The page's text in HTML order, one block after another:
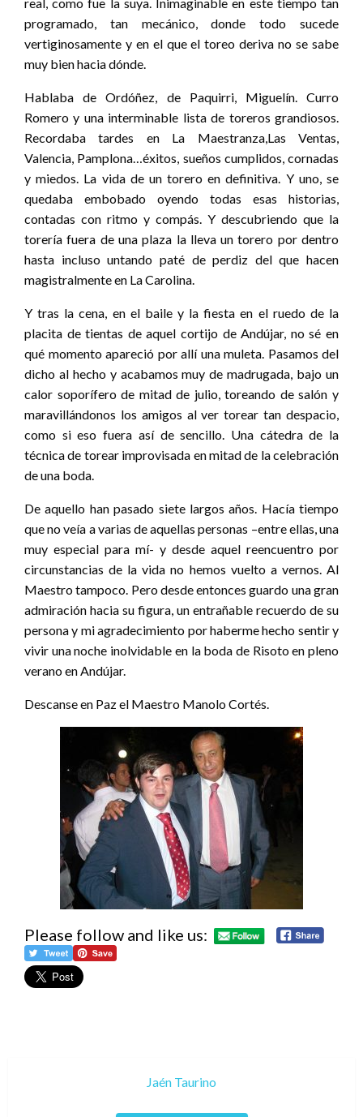
programado, tan mecánico, donde todo sucede
vertiginosamente y en el que el toreo deriva no se sabe
muy bien hacia dónde.
Hablaba de Ordóñez, de Paquirri, Miguelín. Curro
Romero y una interminable lista de toreros grandiosos.
Recordaba tardes en La Maestranza,Las Ventas,
Valencia, Pamplona…éxitos, sueños cumplidos, cornadas
y miedos. La vida de un torero en definitiva. Y uno, se
quedaba embobado oyendo todas esas historias,
contadas con ritmo y compás. Y descubriendo que la
torería fuera de una plaza la lleva un torero por dentro
hasta incluso untando paté de perdiz del que hacen
magistralmente en La Carolina.
Y tras la cena, en el baile y la fiesta en el ruedo de la
placita de tientas de aquel cortijo de Andújar, no sé en
qué momento apareció por allí una muleta. Pasamos del
dicho al hecho y acabamos muy de madrugada, bajo un
calor soporífero de mitad de julio, toreando de salón y
maravillándonos los amigos al ver torear tan despacio,
como si eso fuera así de sencillo. Una cátedra de la
técnica de torear improvisada en mitad de la celebración
de una boda.
De aquello han pasado siete largos años. Hacía tiempo
que no veía a varias de aquellas personas –entre ellas, una
muy especial para mí- y desde aquel reencuentro por
circunstancias de la vida no hemos vuelto a vernos. Al
Maestro tampoco. Pero desde entonces guardo una gran
admiración hacia su figura, un entrañable recuerdo de su
persona y mi agradecimiento por haberme hecho sentir y
vivir una noche inolvidable en la boda de Risoto en pleno
verano en Andújar.
Descanse en Paz el Maestro Manolo Cortés.
Please follow and like us:
Jaén Taurino